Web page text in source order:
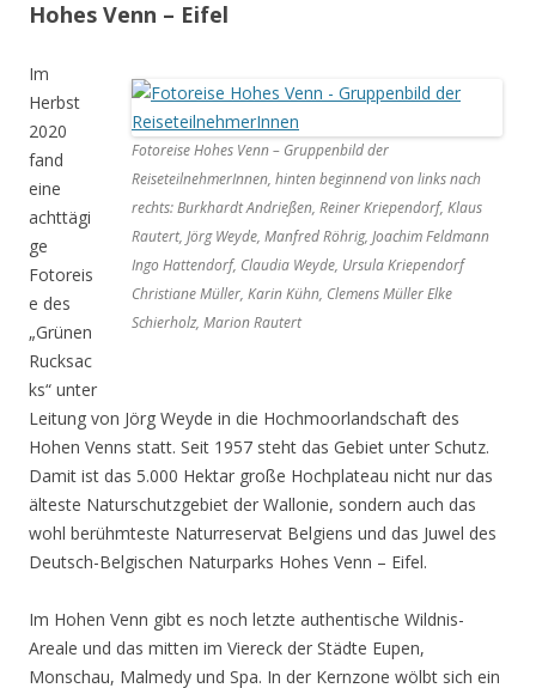
Hohes Venn – Eifel
Fotoreise Hohes Venn – Gruppenbild der
ReiseteilnehmerInnen, hinten beginnend von links nach
rechts: Burkhardt Andrießen, Reiner Kriependorf, Klaus
Rautert, Jörg Weyde, Manfred Röhrig, Joachim Feldmann
Ingo Hattendorf, Claudia Weyde, Ursula Kriependorf
Christiane Müller, Karin Kühn, Clemens Müller Elke
Schierholz, Marion Rautert
Im
Herbst
2020
fand
eine
achttägi
ge
Fotoreis
e des
„Grünen
Rucksac
ks“ unter
Leitung von Jörg Weyde in die Hochmoorlandschaft des
Hohen Venns statt. Seit 1957 steht das Gebiet unter Schutz.
Damit ist das 5.000 Hektar große Hochplateau nicht nur das
älteste Naturschutzgebiet der Wallonie, sondern auch das
wohl berühmteste Naturreservat Belgiens und das Juwel des
Deutsch-Belgischen Naturparks Hohes Venn – Eifel.
Im Hohen Venn gibt es noch letzte authentische Wildnis-
Areale und das mitten im Viereck der Städte Eupen,
Monschau, Malmedy und Spa. In der Kernzone wölbt sich ein